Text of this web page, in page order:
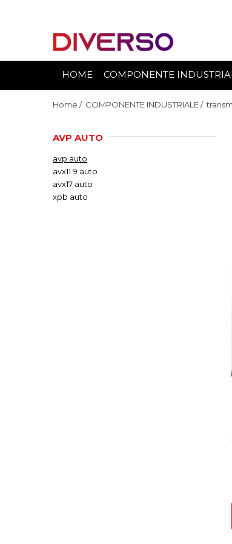
FILAMENTE 3D
HOME COMPONENTE
Home / COMPONENTE INDUSTRIALE /
AVP AUTO
avp auto
avx11 9 auto
avx17 auto
xpb auto